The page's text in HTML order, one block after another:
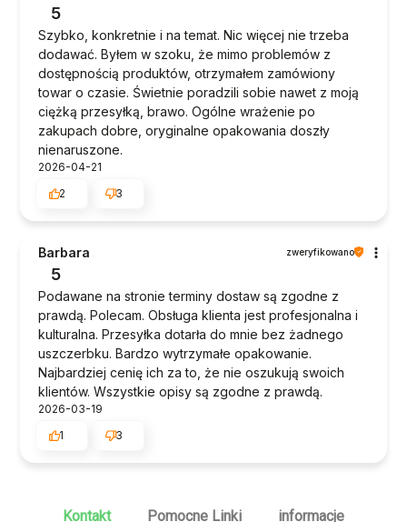
5
Szybko, konkretnie i na temat. Nic więcej nie trzeba
dodawać. Byłem w szoku, że mimo problemów z
dostępnością produktów, otrzymałem zamówiony
towar o czasie. Świetnie poradzili sobie nawet z moją
ciężką przesyłką, brawo. Ogólne wrażenie po
zakupach dobre, oryginalne opakowania doszły
nienaruszone.
2026-04-21
2
3
Barbara zweryfikowano
5
Podawane na stronie terminy dostaw są zgodne z
prawdą. Polecam. Obsługa klienta jest profesjonalna i
kulturalna. Przesyłka dotarła do mnie bez żadnego
uszczerbku. Bardzo wytrzymałe opakowanie.
Najbardziej cenię ich za to, że nie oszukują swoich
klientów. Wszystkie opisy są zgodne z prawdą.
2026-03-19
1
3
Kontakt Pomocne Linki informacje